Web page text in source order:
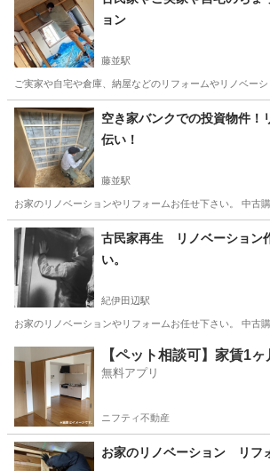
ョン
藤並駅
ご実家や自宅や倉庫、納屋などのリフォームやリノベー
和歌山 有田郡 藤並駅 リフォーム ガレ
空き家バンクでの投資物件！
伝い！
藤並駅
お家のリノベーションやリフォームお任せ下さい。 中古
和歌山 有田郡 藤並駅 リフォーム
古民家再生 リノベーション
い。
紀伊田辺駅
お家のリノベーションやリフォームお任せ下さい。 中古
田辺市 紀伊田辺駅 リフォーム
【ペット相談可】家賃1
無料アプリ
ニフティ不動産
お家のリノベーション リフ